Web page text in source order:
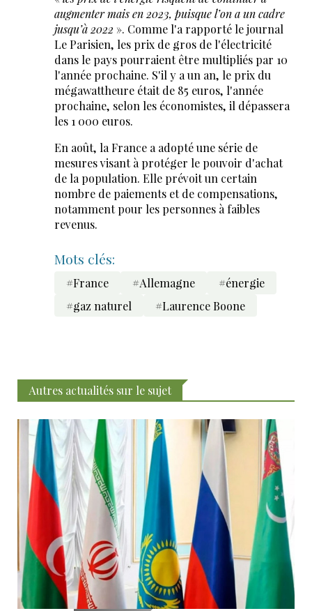
augmenter mais en 2023, puisque l’on a un cadre
jusqu’à 2022 ». Comme l'a rapporté le journal
Le Parisien, les prix de gros de l'électricité
dans le pays pourraient être multipliés par 10
l'année prochaine. S'il y a un an, le prix du
mégawattheure était de 85 euros, l'année
prochaine, selon les économistes, il dépassera
les 1 000 euros.
En août, la France a adopté une série de
mesures visant à protéger le pouvoir d'achat
de la population. Elle prévoit un certain
nombre de paiements et de compensations,
notamment pour les personnes à faibles
revenus.
Mots clés:
#France #Allemagne
#énergie
#gaz naturel
#Laurence Boone
Autres actualités sur le sujet